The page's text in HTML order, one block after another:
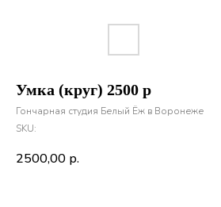
Умка (круг) 2500 р
Гончарная студия Белый Ёж в Воронеже
SKU:
2500,00 р.